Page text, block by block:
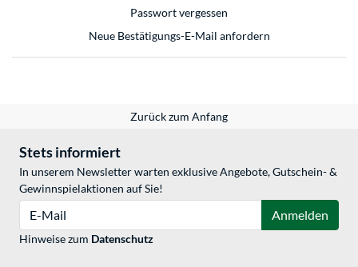
Passwort vergessen
Neue Bestätigungs-E-Mail anfordern
Zurück zum Anfang
Stets informiert
In unserem Newsletter warten exklusive Angebote, Gutschein- &
Gewinnspielaktionen auf Sie!
Anmelden
Hinweise zum Datenschutz